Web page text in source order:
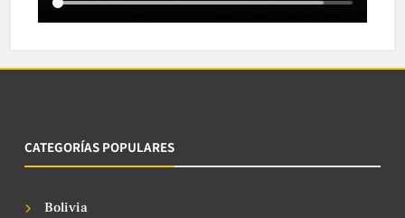
CATEGORÍAS POPULARES
Bolivia